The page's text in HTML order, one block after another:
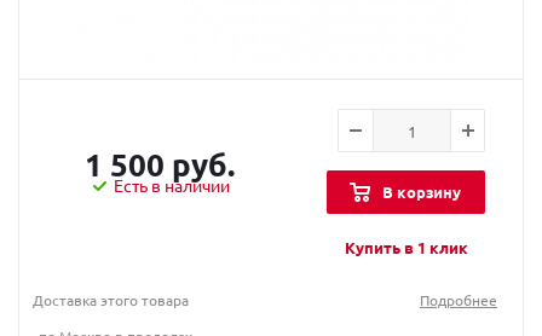
1 500 руб.
Есть в наличии В корзину
Купить в 1 клик
Доставка этого товара
Подробнее